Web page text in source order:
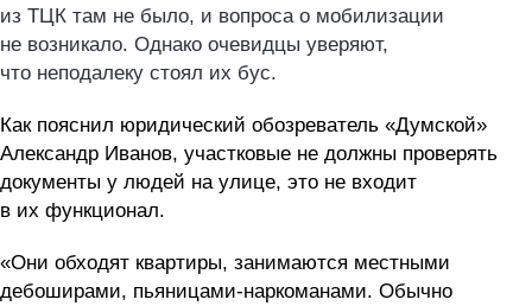
из ТЦК там не было, и вопроса о мобилизации
не возникало. Однако очевидцы уверяют,
что неподалеку стоял их бус.
Как пояснил юридический обозреватель «Думской»
Александр Иванов, участковые не должны проверять
документы у людей на улице, это не входит
в их функционал.
«Они обходят квартиры, занимаются местными
дебоширами, пьяницами-наркоманами. Обычно